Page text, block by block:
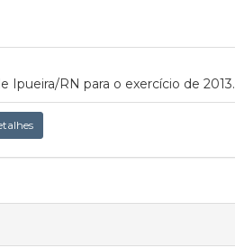
Ipueira/RN para o exercício de 2013.